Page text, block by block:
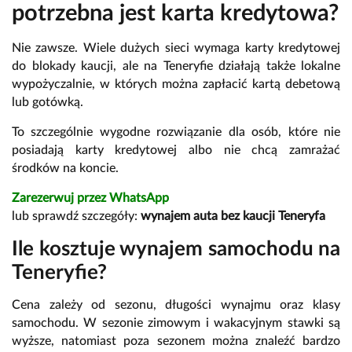
potrzebna jest karta kredytowa?
Nie zawsze. Wiele dużych sieci wymaga karty kredytowej
do blokady kaucji, ale na Teneryfie działają także lokalne
wypożyczalnie, w których można zapłacić kartą debetową
lub gotówką.
To szczególnie wygodne rozwiązanie dla osób, które nie
posiadają karty kredytowej albo nie chcą zamrażać
środków na koncie.
Zarezerwuj przez WhatsApp
lub sprawdź szczegóły: wynajem auta bez kaucji Teneryfa
Ile kosztuje wynajem samochodu na
Teneryfie?
Cena zależy od sezonu, długości wynajmu oraz klasy
samochodu. W sezonie zimowym i wakacyjnym stawki są
wyższe, natomiast poza sezonem można znaleźć bardzo